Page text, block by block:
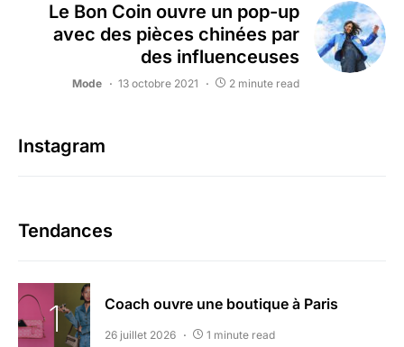
Le Bon Coin ouvre un pop-up
avec des pièces chinées par
des influenceuses
Mode 13 octobre 2021 2 minute read
Instagram
Tendances
Coach ouvre une boutique à Paris
26 juillet 2026 1 minute read